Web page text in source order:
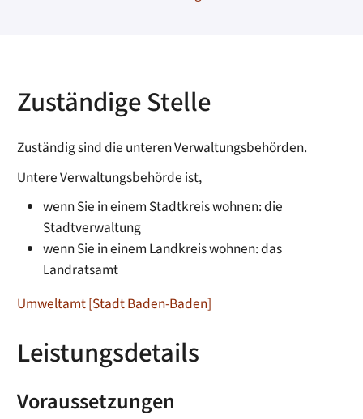
Zuständige Stelle
Zuständig sind die unteren Verwaltungsbehörden.
Untere Verwaltungsbehörde ist,
wenn Sie in einem Stadtkreis wohnen: die
Stadtverwaltung
wenn Sie in einem Landkreis wohnen: das
Landratsamt
Umweltamt [Stadt Baden-Baden]
Leistungsdetails
Voraussetzungen